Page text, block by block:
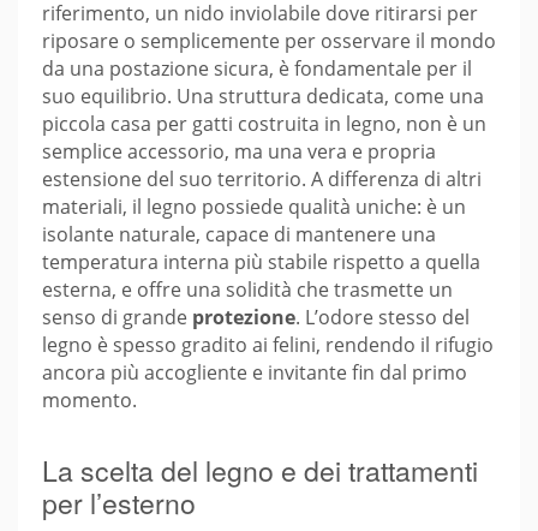
riferimento, un nido inviolabile dove ritirarsi per
riposare o semplicemente per osservare il mondo
da una postazione sicura, è fondamentale per il
suo equilibrio. Una struttura dedicata, come una
piccola casa per gatti costruita in legno, non è un
semplice accessorio, ma una vera e propria
estensione del suo territorio. A differenza di altri
materiali, il legno possiede qualità uniche: è un
isolante naturale, capace di mantenere una
temperatura interna più stabile rispetto a quella
esterna, e offre una solidità che trasmette un
senso di grande protezione. L’odore stesso del
legno è spesso gradito ai felini, rendendo il rifugio
ancora più accogliente e invitante fin dal primo
momento.
La scelta del legno e dei trattamenti
per l’esterno